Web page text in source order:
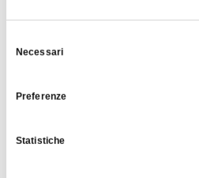
delNecessari
Preferenze
Statistiche
Volano. Il nostro giardino
attrezzate per i pic-nic e il
Località Pian di Setta